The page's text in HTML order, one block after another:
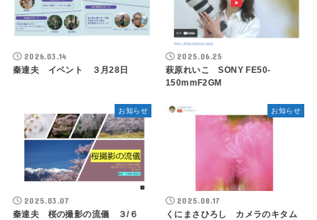
2026.03.14
秦達夫 イベント ３月28日
2025.06.25
萩原れいこ SONY FE50-
150mmF2GM
お知らせ
2025.03.07
秦達夫 桜の撮影の流儀 ３/６
お知らせ
2025.08.17
くにまさひろし カメラのキタム